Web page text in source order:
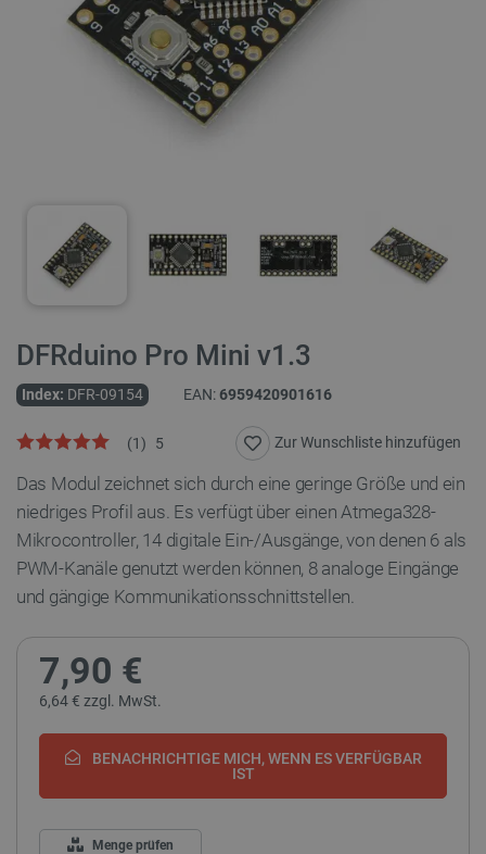
DFRduino Pro Mini v1.3
Index: DFR-09154 EAN:6959420901616
5
(1) Zur Wunschliste hinzufügen
Das Modul zeichnet sich durch eine geringe Größe und ein
niedriges Profil aus. Es verfügt über einen Atmega328-
Mikrocontroller, 14 digitale Ein-/Ausgänge, von denen 6 als
PWM-Kanäle genutzt werden können, 8 analoge Eingänge
und gängige Kommunikationsschnittstellen.
7,90 €
6,64 € zzgl. MwSt.
BENACHRICHTIGE MICH, WENN ES VERFÜGBAR
IST
Menge prüfen